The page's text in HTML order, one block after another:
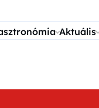
Aktuális